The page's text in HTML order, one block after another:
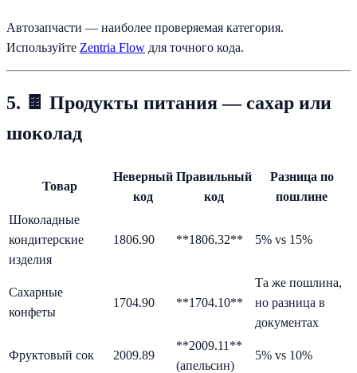
Автозапчасти — наиболее проверяемая категория.
Используйте Zentria Flow для точного кода.
5. 🍫 Продукты питания — сахар или
шоколад
Товар
Неверный
код
Правильный
код
Разница по
пошлине
Шоколадные
кондитерские
изделия
1806.90 **1806.32** 5% vs 15%
Сахарные
конфеты
1704.90 **1704.10**
Та же пошлина,
но разница в
документах
Фруктовый сок 2009.89
**2009.11**
(апельсин)
5% vs 10%